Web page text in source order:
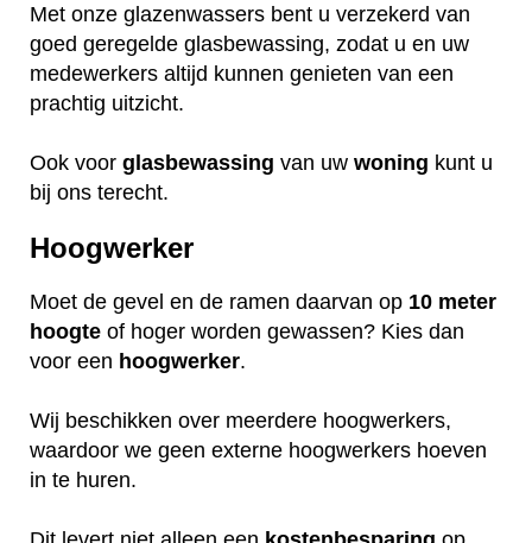
Met onze glazenwassers bent u verzekerd van
goed geregelde glasbewassing, zodat u en uw
medewerkers altijd kunnen genieten van een
prachtig uitzicht.
Ook voor glasbewassing van uw woning kunt u
bij ons terecht.
Hoogwerker
Moet de gevel en de ramen daarvan op 10 meter
hoogte of hoger worden gewassen? Kies dan
voor een hoogwerker.
Wij beschikken over meerdere hoogwerkers,
waardoor we geen externe hoogwerkers hoeven
in te huren.